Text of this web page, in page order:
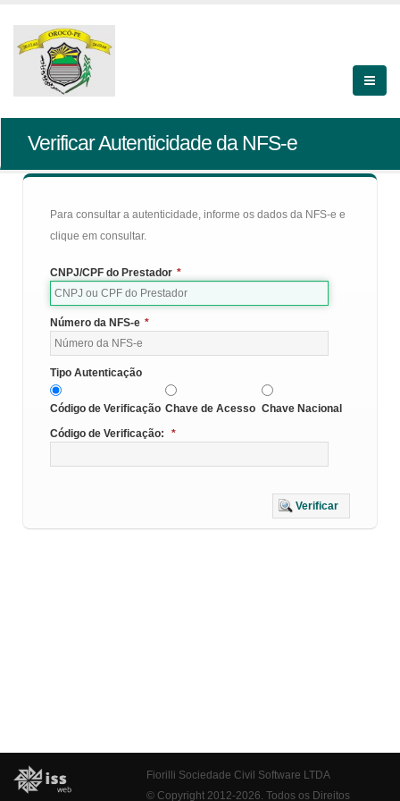
Verificar Autenticidade da NFS-e
Para consultar a autenticidade, informe os dados da NFS-e e
clique em consultar.
CNPJ/CPF do Prestador *
Número da NFS-e *
Tipo Autenticação
Código de Verificação Chave de Acesso Chave Nacional
Código de Verificação:
*
Verificar
Fiorilli Sociedade Civil Software LTDA
© Copyright 2012-2026. Todos os Direitos